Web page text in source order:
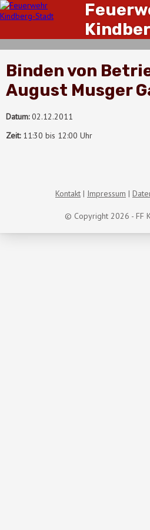
Binden von
August Musger
Datum:02.12.2011
Zeit:11:30 bis 12:00 Uhr
© Copyright 2026 - FF
Kontakt Impressum